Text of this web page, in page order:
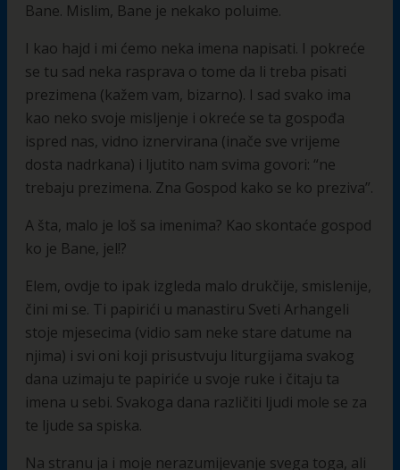
Bane. Mislim, Bane je nekako poluime.
I kao hajd i mi ćemo neka imena napisati. I pokreće
se tu sad neka rasprava o tome da li treba pisati
prezimena (kažem vam, bizarno). I sad svako ima
kao neko svoje misljenje i okreće se ta gospođa
ispred nas, vidno iznervirana (inače sve vrijeme
dosta nadrkana) i ljutito nam svima govori: “ne
trebaju prezimena. Zna Gospod kako se ko preziva”.
A šta, malo je loš sa imenima? Kao skontaće gospod
ko je Bane, jel!?
Elem, ovdje to ipak izgleda malo drukčije, smislenije,
čini mi se. Ti papirići u manastiru Sveti Arhangeli
stoje mjesecima (vidio sam neke stare datume na
njima) i svi oni koji prisustvuju liturgijama svakog
dana uzimaju te papiriće u svoje ruke i čitaju ta
imena u sebi. Svakoga dana različiti ljudi mole se za
te ljude sa spiska.
Na stranu ja i moje nerazumijevanje svega toga, ali